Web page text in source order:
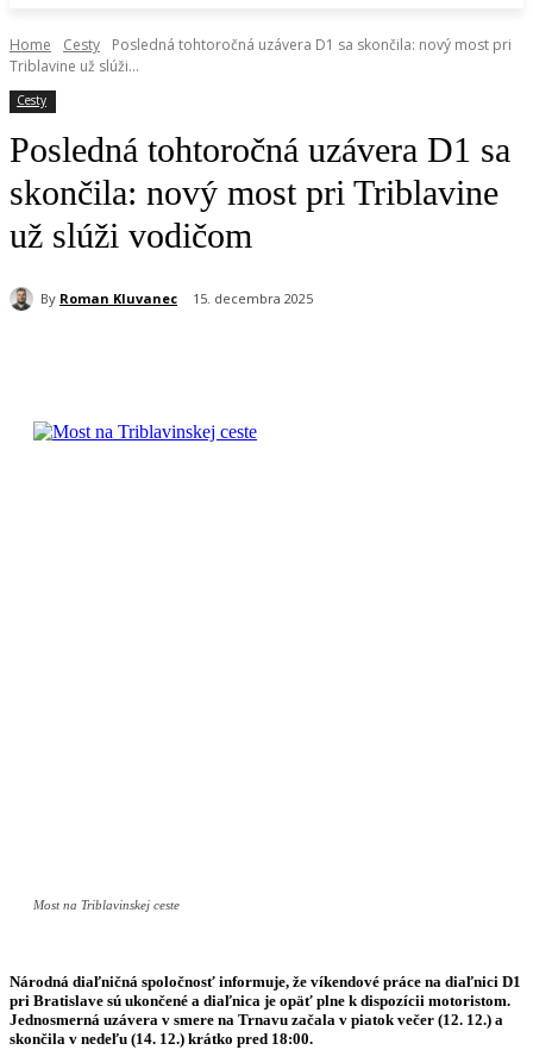
Home Cesty
Posledná tohtoročná uzávera D1 sa skončila: nový most pri
Triblavine už slúži...
Cesty
Posledná tohtoročná uzávera D1 sa
skončila: nový most pri Triblavine
už slúži vodičom
By Roman Kluvanec 15. decembra 2025
Most na Triblavinskej ceste
Národná diaľničná spoločnosť informuje, že víkendové práce na diaľnici D1
pri Bratislave sú ukončené a diaľnica je opäť plne k dispozícii motoristom.
Jednosmerná uzávera v smere na Trnavu začala v piatok večer (12. 12.) a
skončila v nedeľu (14. 12.) krátko pred 18:00.